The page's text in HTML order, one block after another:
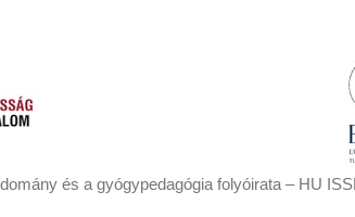
és a gyógypedagógia folyóirata – HU